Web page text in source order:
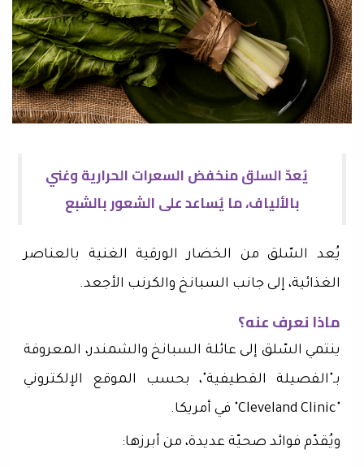
يُعدّ السلق منخفض السعرات الحرارية وغني
بالألياف، ما يُساعد على الشعور بالشبع
يُعد السّلق من الخضار الورقية الغنية بالعناصر
الغذائية، إلى جانب السبانخ والكرنب الأجعد.
ماذا نعرف عنه؟
ينتمي السّلق إلى عائلة السبانخ والشمندر، المعروفة
بـ"الفصيلة القطيفية"، بحسب الموقع الإلكتروني
"Cleveland Clinic" في أمريكا.
ويُقدّم فوائد صحيّة عديدة، من أبرزها: